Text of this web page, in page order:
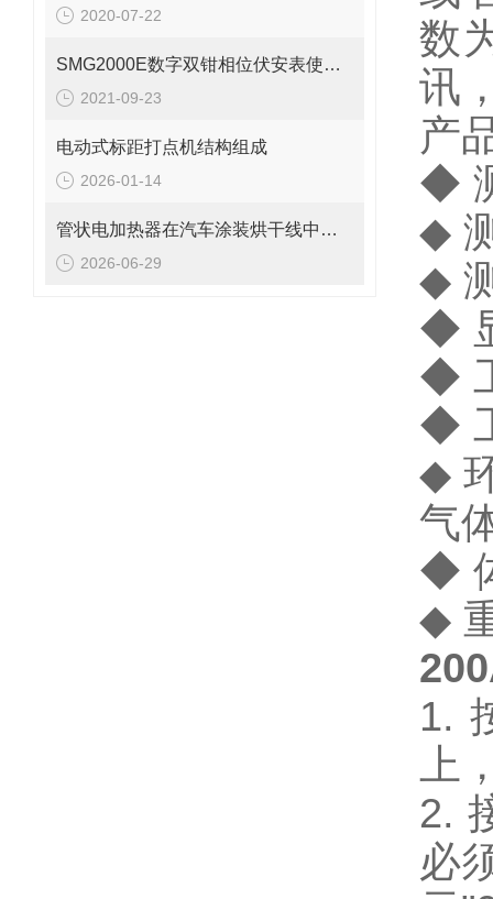
2020-07-22
SMG2000E数字双钳相位伏安表使用讲解
2021-09-23
电动式标距打点机结构组成
2026-01-14
管状电加热器在汽车涂装烘干线中的应用与能耗优化
2026-06-29
数
讯
产
◆
◆
◆
◆
◆
◆
◆
气
◆
◆
1.
上
2.
必